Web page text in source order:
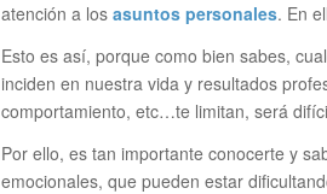
atención a los asuntos personales. En
Esto es así, porque como bien sabes,
inciden en nuestra vida y resultados
comportamiento, etc…te limitan, será
Por ello, es tan importante conocerte y
emocionales, que pueden estar